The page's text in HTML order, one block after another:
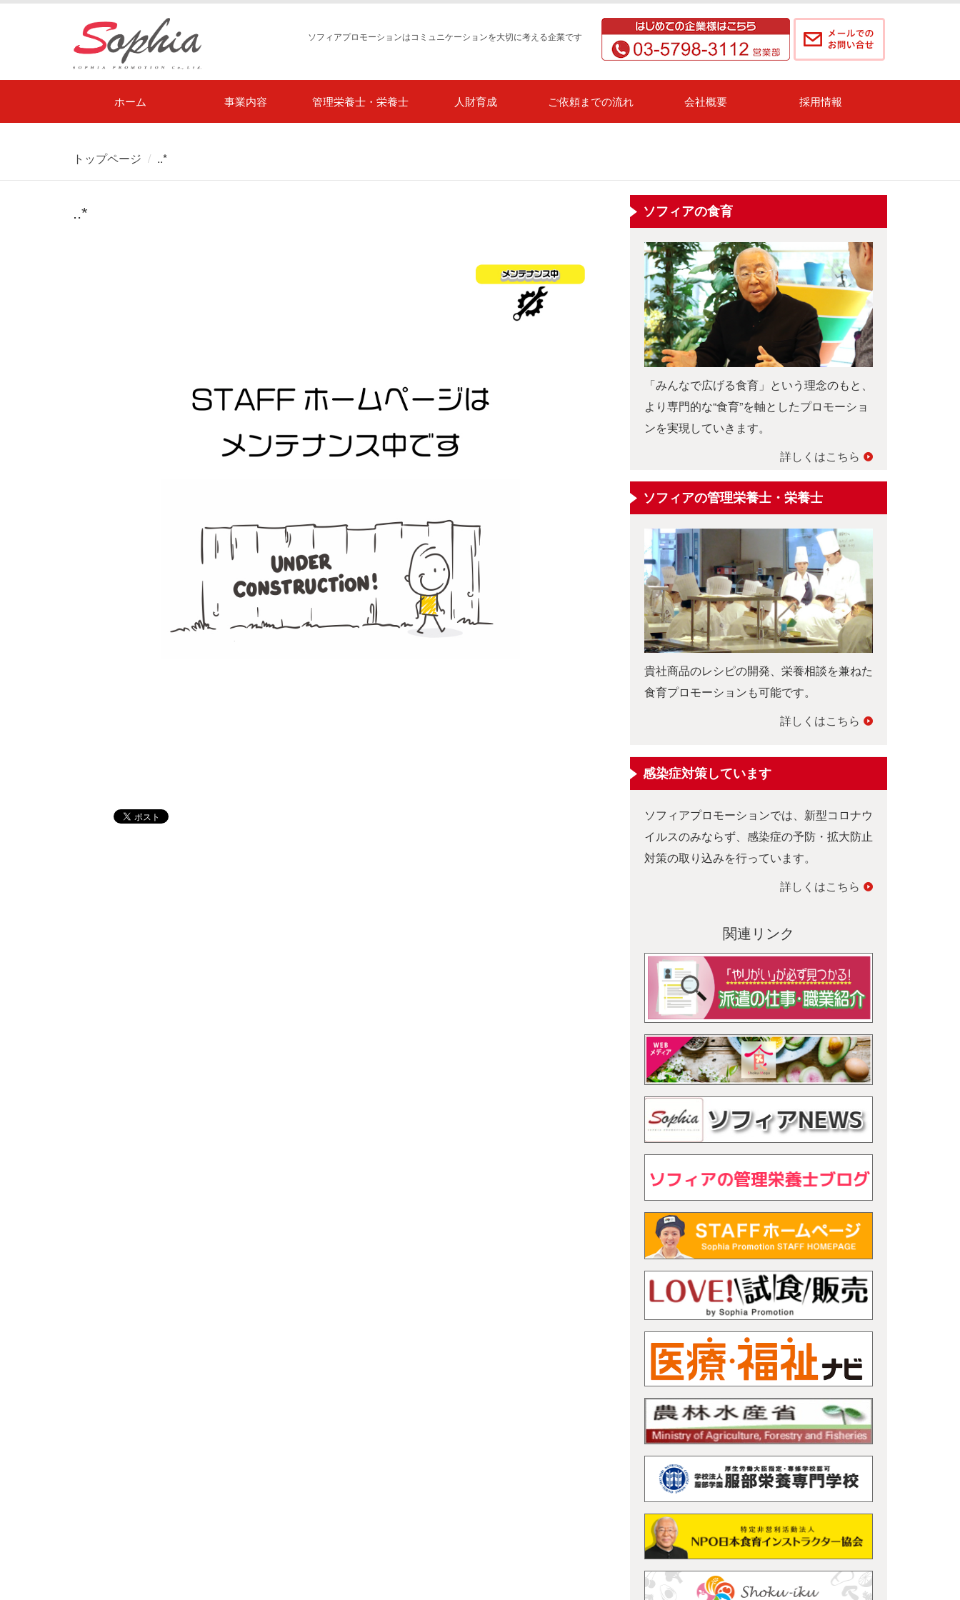
ソフィアプロモーションはコミュニケーションを大切に考える企業です
ホーム 事業内容 管理栄養士・栄養士 人財育成 ご依頼までの流れ 会社概要 採用情報
トップページ ..*
..* ソフィアの食育
「みんなで広げる食育」という理念のもと、
より専門的な“食育”を軸としたプロモーショ
ンを実現していきます。
詳しくはこちら
ソフィアの管理栄養士・栄養士
貴社商品のレシピの開発、栄養相談を兼ねた
食育プロモーションも可能です。
詳しくはこちら
感染症対策しています
ソフィアプロモーションでは、新型コロナウ
イルスのみならず、感染症の予防・拡大防止
対策の取り込みを行っています。
詳しくはこちら
関連リンク